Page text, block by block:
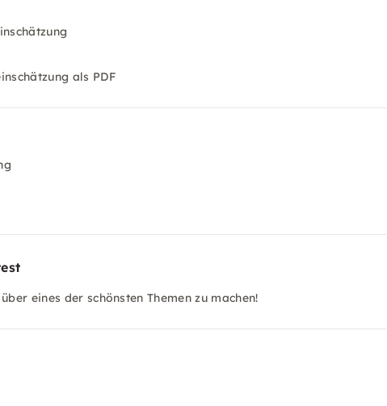
als PDF
eines der schönsten Themen zu machen!